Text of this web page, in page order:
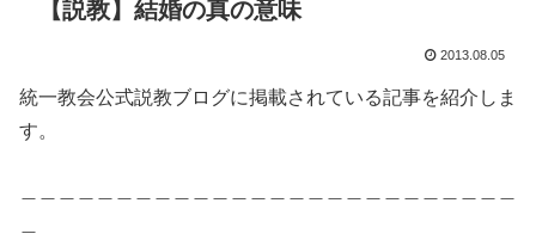
【説教】結婚の真の意味
2013.08.05
統一教会公式説教ブログに掲載されている記事を紹介しま
す。